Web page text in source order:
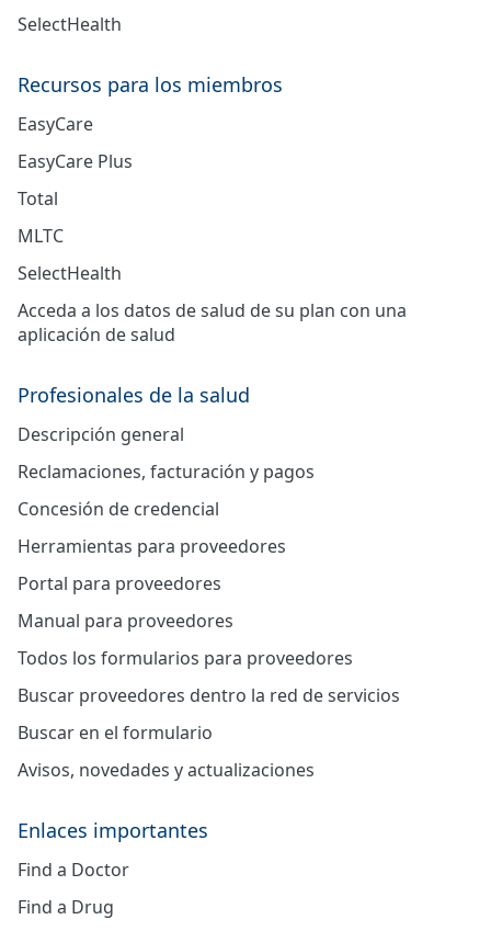
SelectHealth
Recursos para los miembros
EasyCare
EasyCare Plus
Total
MLTC
SelectHealth
Acceda a los datos de salud de su plan con una
aplicación de salud
Profesionales de la salud
Descripción general
Reclamaciones, facturación y pagos
Concesión de credencial
Herramientas para proveedores
Portal para proveedores
Manual para proveedores
Todos los formularios para proveedores
Buscar proveedores dentro la red de servicios
Buscar en el formulario
Avisos, novedades y actualizaciones
Enlaces importantes
Find a Doctor
Find a Drug